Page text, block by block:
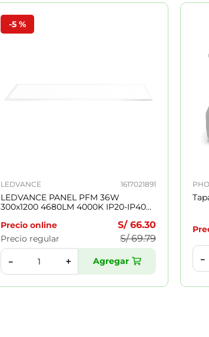
-5 %
LEDVANCE 1617021891
LEDVANCE PANEL PFM 36W
300x1200 4680LM 4000K IP20-IP40
Precio online
S/ 66.30
Precio regular S/ 69.79
＋
－ Agregar －